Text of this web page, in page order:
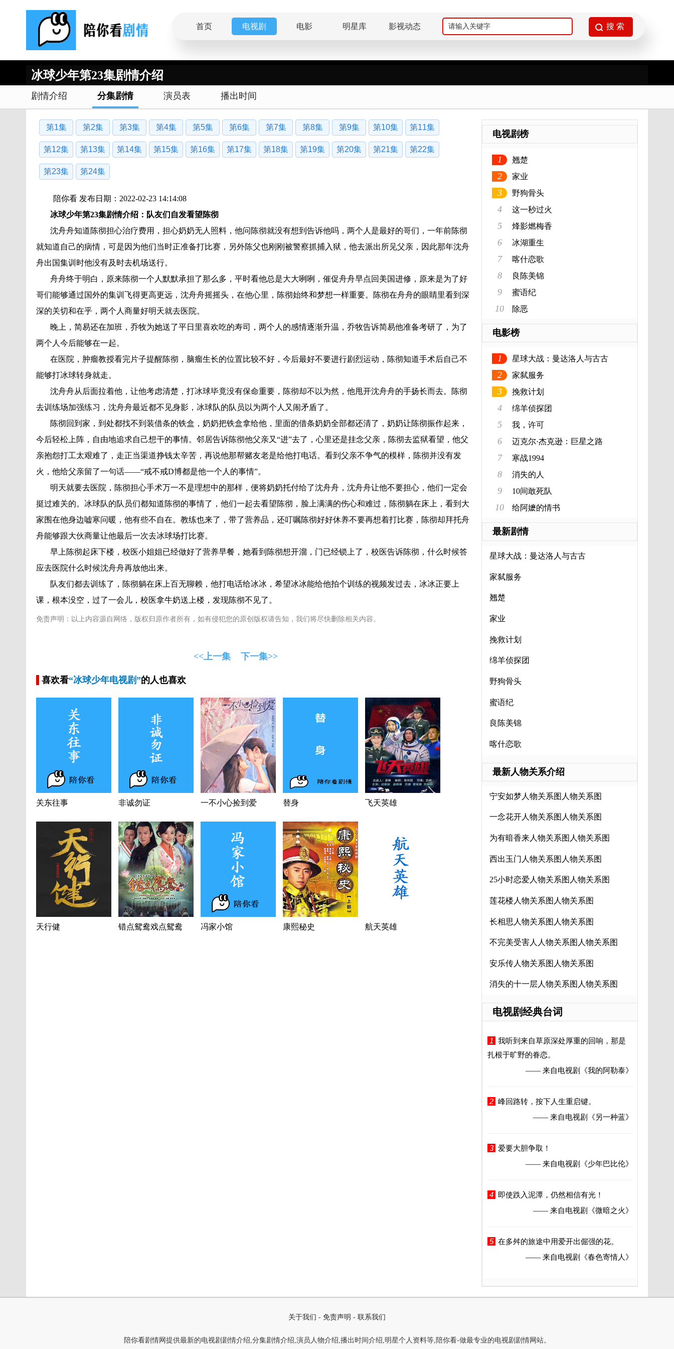
首页 电视剧 电影 明星库 影视动态
冰球少年第23集剧情介绍
剧情介绍 分集剧情 演员表 播出时间
第1集 第2集 第3集 第4集 第5集 第6集 第7集 第8集 第9集 第10集 第11集
第12集 第13集 第14集 第15集 第16集 第17集 第18集 第19集 第20集 第21集 第22集
第23集 第24集
陪你看 发布日期：2022-02-23 14:14:08
冰球少年第23集剧情介绍：队友们自发看望陈彻
沈舟舟知道陈彻担心治疗费用，担心奶奶无人照料，他问陈彻就没有想到告诉他吗，两个人是最好的哥们，一年前陈彻
就知道自己的病情，可是因为他们当时正准备打比赛，另外陈父也刚刚被警察抓捕入狱，他去派出所见父亲，因此那年沈舟
舟出国集训时他没有及时去机场送行。
舟舟终于明白，原来陈彻一个人默默承担了那么多，平时看他总是大大咧咧，催促舟舟早点回美国进修，原来是为了好
哥们能够通过国外的集训飞得更高更远，沈舟舟摇摇头，在他心里，陈彻始终和梦想一样重要。陈彻在舟舟的眼睛里看到深
深的关切和在乎，两个人商量好明天就去医院。
晚上，简易还在加班，乔牧为她送了平日里喜欢吃的寿司，两个人的感情逐渐升温，乔牧告诉简易他准备考研了，为了
两个人今后能够在一起。
在医院，肿瘤教授看完片子提醒陈彻，脑瘤生长的位置比较不好，今后最好不要进行剧烈运动，陈彻知道手术后自己不
能够打冰球转身就走。
沈舟舟从后面拉着他，让他考虑清楚，打冰球毕竟没有保命重要，陈彻却不以为然，他甩开沈舟舟的手扬长而去。陈彻
去训练场加强练习，沈舟舟最近都不见身影，冰球队的队员以为两个人又闹矛盾了。
陈彻回到家，到处都找不到装借条的铁盒，奶奶把铁盒拿给他，里面的借条奶奶全部都还清了，奶奶让陈彻振作起来，
今后轻松上阵，自由地追求自己想干的事情。邻居告诉陈彻他父亲又“进”去了，心里还是挂念父亲，陈彻去监狱看望，他父
亲抱怨打工太艰难了，走正当渠道挣钱太辛苦，再说他那帮赌友老是给他打电话。看到父亲不争气的模样，陈彻并没有发
火，他给父亲留了一句话——“戒不戒D博都是他一个人的事情”。
明天就要去医院，陈彻担心手术万一不是理想中的那样，便将奶奶托付给了沈舟舟，沈舟舟让他不要担心，他们一定会
挺过难关的。冰球队的队员们都知道陈彻的事情了，他们一起去看望陈彻，脸上满满的伤心和难过，陈彻躺在床上，看到大
家围在他身边嘘寒问暖，他有些不自在。教练也来了，带了营养品，还叮嘱陈彻好好休养不要再想着打比赛，陈彻却拜托舟
舟能够跟大伙商量让他最后一次去冰球场打比赛。
早上陈彻起床下楼，校医小姐姐已经做好了营养早餐，她看到陈彻想开溜，门已经锁上了，校医告诉陈彻，什么时候答
应去医院什么时候沈舟舟再放他出来。
队友们都去训练了，陈彻躺在床上百无聊赖，他打电话给冰冰，希望冰冰能给他拍个训练的视频发过去，冰冰正要上
课，根本没空，过了一会儿，校医拿牛奶送上楼，发现陈彻不见了。
免责声明：以上内容源自网络，版权归原作者所有，如有侵犯您的原创版权请告知，我们将尽快删除相关内容。
<<上一集 下一集>>
喜欢看“冰球少年电视剧”的人也喜欢
关东往事 非诚勿证 一不小心捡到爱 替身 飞天英雄
天行健 错点鸳鸯戏点鸳鸯 冯家小馆 康熙秘史 航天英雄
电视剧榜
1 翘楚
2 家业
3 野狗骨头
4 这一秒过火
5 烽影燃梅香
6 冰湖重生
7 喀什恋歌
8 良陈美锦
9 蜜语纪
10 除恶
电影榜
1 星球大战：曼达洛人与古古
2 家弑服务
3 挽救计划
4 绵羊侦探团
5 我，许可
6 迈克尔·杰克逊：巨星之路
7 寒战1994
8 消失的人
9 10间敢死队
10 给阿嬷的情书
最新剧情
星球大战：曼达洛人与古古
家弑服务
翘楚
家业
挽救计划
绵羊侦探团
野狗骨头
蜜语纪
良陈美锦
喀什恋歌
最新人物关系介绍
宁安如梦人物关系图人物关系图
一念花开人物关系图人物关系图
为有暗香来人物关系图人物关系图
西出玉门人物关系图人物关系图
25小时恋爱人物关系图人物关系图
莲花楼人物关系图人物关系图
长相思人物关系图人物关系图
不完美受害人人物关系图人物关系图
安乐传人物关系图人物关系图
消失的十一层人物关系图人物关系图
电视剧经典台词
1
我听到来自草原深处厚重的回响，那是
扎根于旷野的眷恋。
—— 来自电视剧
《我的阿勒泰》
2 峰回路转，按下人生重启键。
—— 来自电视剧
《另一种蓝》
3
爱要大胆争取！
—— 来自电视剧
《少年巴比伦》
4
即使跌入泥潭，仍然相信有光！
—— 来自电视剧
《微暗之火》
5 在多舛的旅途中用爱开出倔强的花。
—— 来自电视剧
《春色寄情人》
关于我们 - 免责声明 - 联系我们
陪你看剧情网提供最新的电视剧剧情介绍,分集剧情介绍,演员人物介绍,播出时间介绍,明星个人资料等,陪你看-做最专业的电视剧剧情网站。